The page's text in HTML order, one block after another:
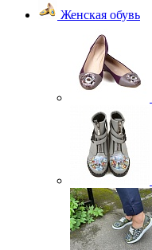
Женская обувь